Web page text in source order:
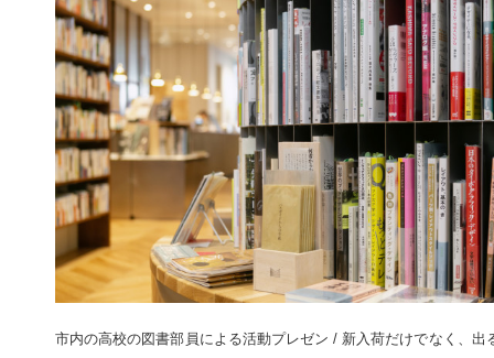
市内の高校の図書部員による活動プレゼン / 新入荷だけでなく、出